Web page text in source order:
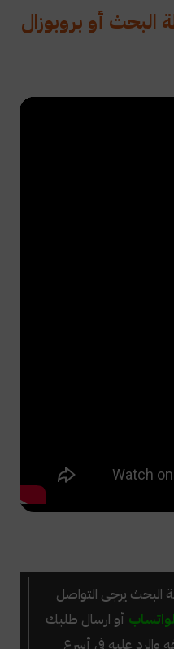
أو بروبوزال
البحث يرجى التواصل
أو ارسال طلبك
عليه في أسرع